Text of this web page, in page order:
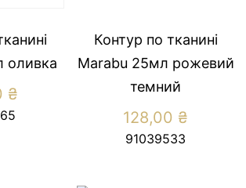
оливка
₴
Контур по тканині
Marabu 25мл рожевий
темний
128,00 ₴
91039533